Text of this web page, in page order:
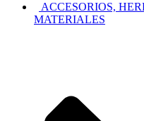
ACCESORIOS,
MATERIALES